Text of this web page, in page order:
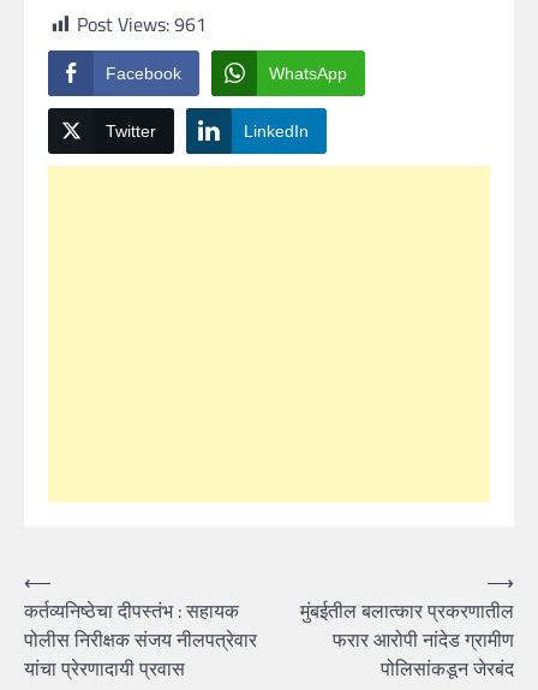
Post Views:961
Facebook WhatsApp
Twitter LinkedIn
Post
navigation
⟵
कर्तव्यनिष्ठेचा दीपस्तंभ : सहायक
पोलीस निरीक्षक संजय नीलपत्रेवार
यांचा प्रेरणादायी प्रवास
मुंबईतील बलात्कार प्रकरणातील
फरार आरोपी नांदेड ग्रामीण
पोलिसांकडून जेरबंद
⟶